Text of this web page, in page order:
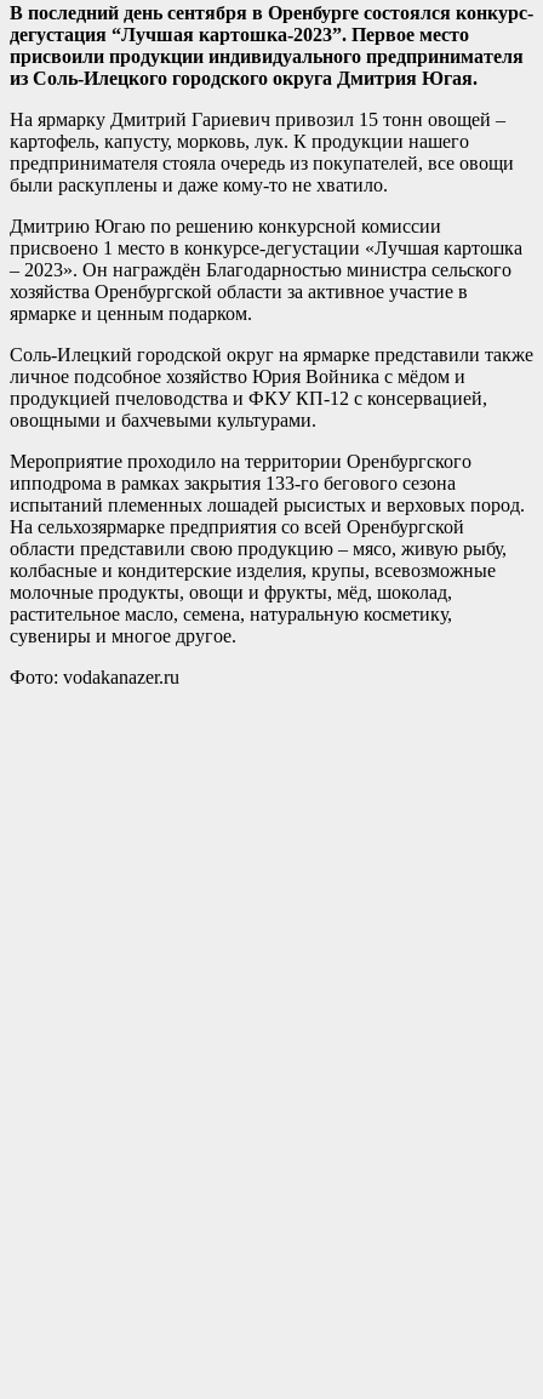
В последний день сентября в Оренбурге состоялся конкурс-
дегустация “Лучшая картошка-2023”. Первое место
присвоили продукции индивидуального предпринимателя
из Соль-Илецкого городского округа Дмитрия Югая.
На ярмарку Дмитрий Гариевич привозил 15 тонн овощей –
картофель, капусту, морковь, лук. К продукции нашего
предпринимателя стояла очередь из покупателей, все овощи
были раскуплены и даже кому-то не хватило.
Дмитрию Югаю по решению конкурсной комиссии
присвоено 1 место в конкурсе-дегустации «Лучшая картошка
– 2023». Он награждён Благодарностью министра сельского
хозяйства Оренбургской области за активное участие в
ярмарке и ценным подарком.
Соль-Илецкий городской округ на ярмарке представили также
личное подсобное хозяйство Юрия Войника с мёдом и
продукцией пчеловодства и ФКУ КП-12 с консервацией,
овощными и бахчевыми культурами.
Мероприятие проходило на территории Оренбургского
ипподрома в рамках закрытия 133-го бегового сезона
испытаний племенных лошадей рысистых и верховых пород.
На сельхозярмарке предприятия со всей Оренбургской
области представили свою продукцию – мясо, живую рыбу,
колбасные и кондитерские изделия, крупы, всевозможные
молочные продукты, овощи и фрукты, мёд, шоколад,
растительное масло, семена, натуральную косметику,
сувениры и многое другое.
Фото: vodakanazer.ru